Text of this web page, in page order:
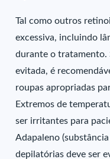
Tal como outros
excessiva, incluindo
durante o tratamento.
evitada, é
roupas apropriadas
Extremos de
ser irritantes para
Adapaleno
depilatórias deve ser